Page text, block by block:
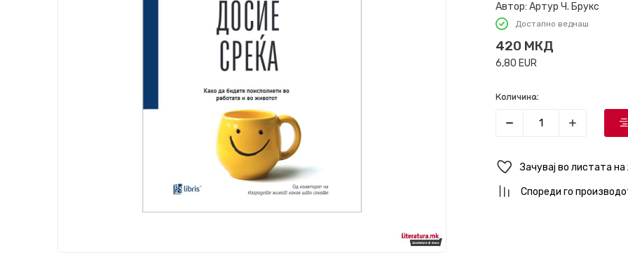
Автор: Артур Ч. Брукс
Достапно веднаш
420 МКД
6,80 EUR
Количина:
Зачувај во листата
Спореди го